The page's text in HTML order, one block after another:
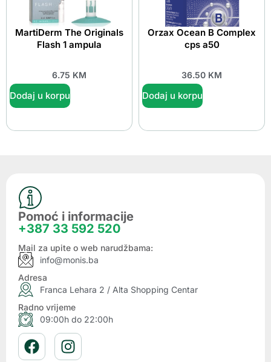
MartiDerm The Originals
Flash 1 ampula
6.75 KM
Dodaj u korpu
Orzax Ocean B Complex
cps a50
36.50 KM
Dodaj u korpu
Pomoć i informacije
+387 33 592 520
Mail za upite o web narudžbama:
info@monis.ba
Adresa
Franca Lehara 2 / Alta Shopping Centar
Radno vrijeme
09:00h do 22:00h